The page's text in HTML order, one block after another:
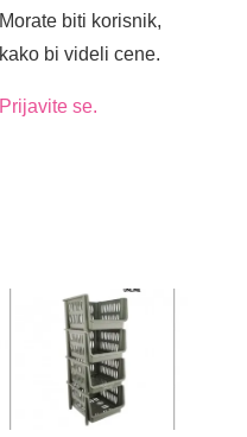
Morate biti korisnik,
kako bi videli cene.
Prijavite se.